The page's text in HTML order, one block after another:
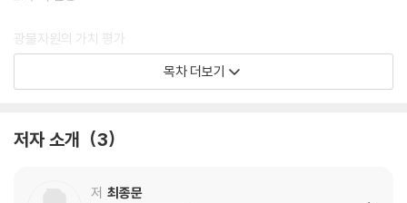
광물자원의 가치 평가
2.1 광물자원 매장량
1. 자원에 대한 인식
3. 매장량과 잠재가치
목차 더보기
저자 소개 3
저 최종문